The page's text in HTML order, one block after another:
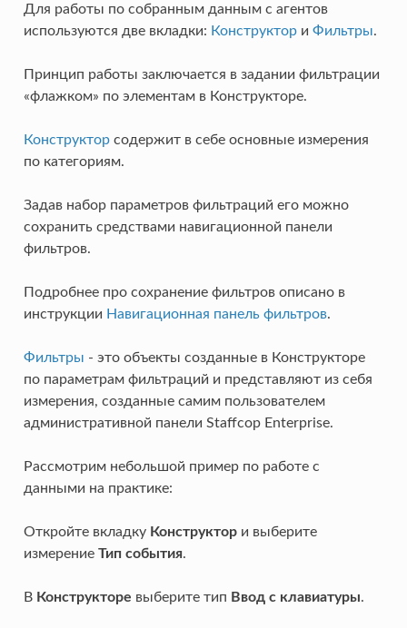
Для работы по собранным данным с агентов
используются две вкладки: Конструктори Фильтры.
Принцип работы заключается в задании фильтрации
«флажком» по элементам в Конструкторе.
Конструкторсодержит в себе основные измерения
по категориям.
Задав набор параметров фильтраций его можно
сохранить средствами навигационной панели
фильтров.
Подробнее про сохранение фильтров описано в
инструкции Навигационная панель фильтров.
Фильтры - это объекты созданные в Конструкторе
по параметрам фильтраций и представляют из себя
измерения, созданные самим пользователем
административной панели Staffcop Enterprise.
Рассмотрим небольшой пример по работе с
данными на практике:
Откройте вкладку Конструктори выберите
измерение Тип события.
В Конструкторе выберите тип Ввод с клавиатуры.